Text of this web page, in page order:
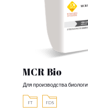
MCR Bio
Для производства
FT FDS